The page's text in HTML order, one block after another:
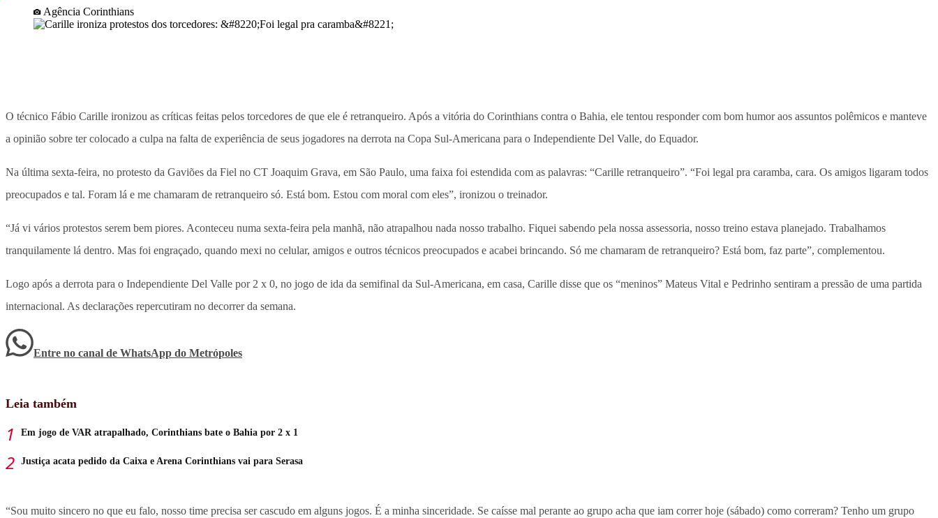
Agência Corinthians
O técnico Fábio Carille ironizou as críticas feitas pelos torcedores de que ele é retranqueiro. Após a vitória do Corinthians contra o Bahia, ele tentou responder com bom humor aos assuntos polêmicos e manteve
a opinião sobre ter colocado a culpa na falta de experiência de seus jogadores na derrota na Copa Sul-Americana para o Independiente Del Valle, do Equador.
Na última sexta-feira, no protesto da Gaviões da Fiel no CT Joaquim Grava, em São Paulo, uma faixa foi estendida com as palavras: “Carille retranqueiro”. “Foi legal pra caramba, cara. Os amigos ligaram todos
preocupados e tal. Foram lá e me chamaram de retranqueiro só. Está bom. Estou com moral com eles”, ironizou o treinador.
“Já vi vários protestos serem bem piores. Aconteceu numa sexta-feira pela manhã, não atrapalhou nada nosso trabalho. Fiquei sabendo pela nossa assessoria, nosso treino estava planejado. Trabalhamos
tranquilamente lá dentro. Mas foi engraçado, quando mexi no celular, amigos e outros técnicos preocupados e acabei brincando. Só me chamaram de retranqueiro? Está bom, faz parte”, complementou.
Logo após a derrota para o Independiente Del Valle por 2 x 0, no jogo de ida da semifinal da Sul-Americana, em casa, Carille disse que os “meninos” Mateus Vital e Pedrinho sentiram a pressão de uma partida
internacional. As declarações repercutiram no decorrer da semana.
Entre no canal de WhatsApp do Metrópoles
Leia também
Em jogo de VAR atrapalhado, Corinthians bate o Bahia por 2 x 1
Justiça acata pedido da Caixa e Arena Corinthians vai para Serasa
“Sou muito sincero no que eu falo, nosso time precisa ser cascudo em alguns jogos. É a minha sinceridade. Se caísse mal perante ao grupo acha que iam correr hoje (sábado) como correram? Tenho um grupo